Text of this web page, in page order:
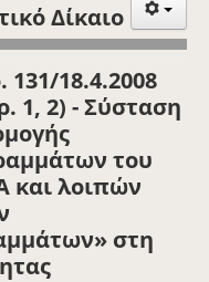
Δίκαιο
18.4.2008
1, 2) - Σύσταση
του
και λοιπών
στη